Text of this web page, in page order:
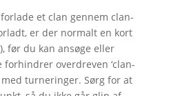
et clan gennem clan-
er der normalt en kort
før du kan ansøge eller
overdreven ‘clan-
turneringer. Sørg for at